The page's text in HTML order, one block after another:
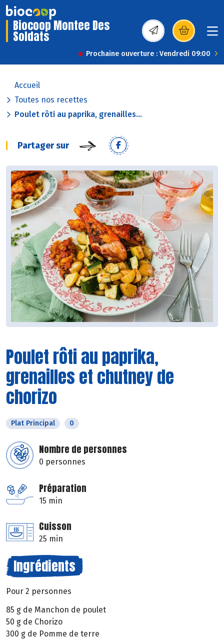
Biocoop Montee Des
Soldats (s’ouvre dans une
Prochaine ouverture : Vendredi 09:00
Accueil
Toutes nos recettes
Poulet rôti au paprika, grenailles...
Partager sur
Poulet rôti au paprika,
grenailles et chutney de
chorizo
Plat Principal 0
Nombre de personnes
0 personnes
Préparation
15 min
Cuisson
25 min
Ingrédients
Pour 2 personnes
85 g de Manchon de poulet
50 g de Chorizo
300 g de Pomme de terre